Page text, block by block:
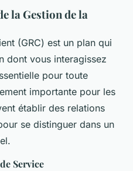
la Gestion de la
(GRC) est un plan qui
dont vous interagissez
pour toute
importante pour les
établir des relations
se distinguer dans un
Service